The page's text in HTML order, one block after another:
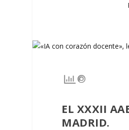
EL XXXII
MADRID.